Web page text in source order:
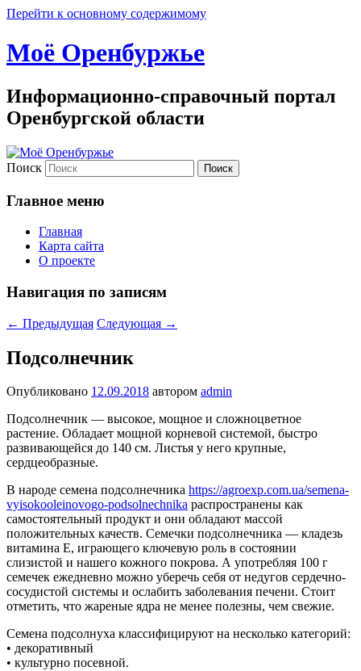
Перейти к основному содержимому
Моё Оренбуржье
Информационно-справочный портал
Оренбургской области
Поиск
Главное меню
Главная
Карта сайта
О проекте
Навигация по записям
← Предыдущая Следующая →
Подсолнечник
Опубликовано 12.09.2018 автором admin
Подсолнечник — высокое, мощное и сложноцветное
растение. Обладает мощной корневой системой, быстро
развивающейся до 140 см. Листья у него крупные,
сердцеобразные.
В народе семена подсолнечника https://agroexp.com.ua/semena-
vyisokooleinovogo-podsolnechnika распространены как
самостоятельный продукт и они обладают массой
положительных качеств. Семечки подсолнечника — кладезь
витамина Е, играющего ключевую роль в состоянии
слизистой и нашего кожного покрова. А употребляя 100 г
семечек ежедневно можно уберечь себя от недугов сердечно-
сосудистой системы и ослабить заболевания печени. Стоит
отметить, что жареные ядра не менее полезны, чем свежие.
Семена подсолнуха классифицируют на несколько категорий:
• декоративный
• культурно посевной.